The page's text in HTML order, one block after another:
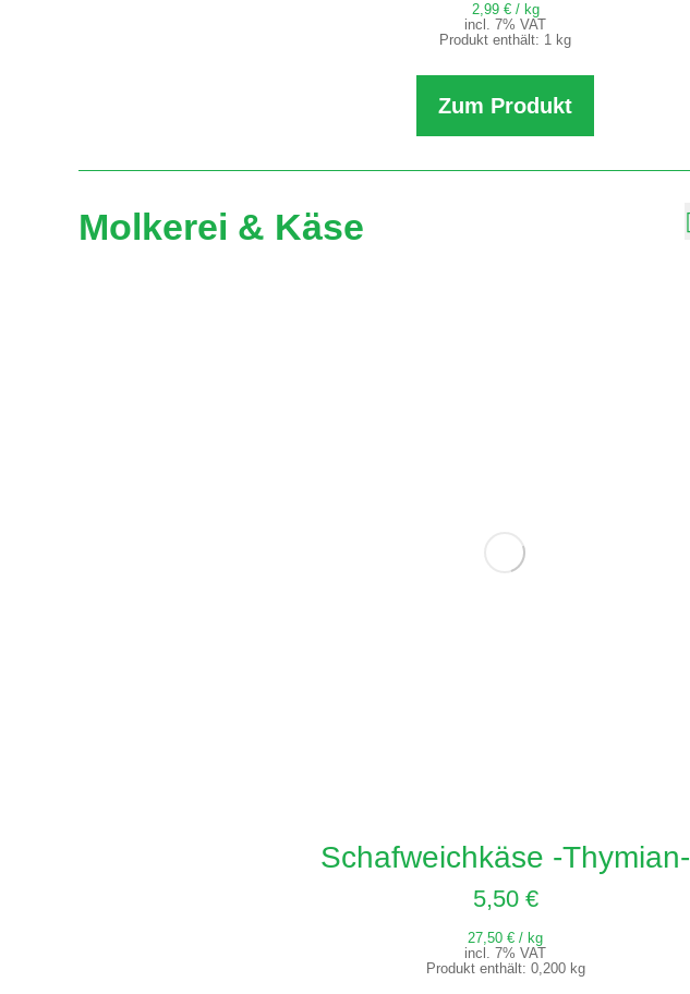
2,99 €/ kg
incl. 7% VAT
Produkt enthält: 1 kg
Zum Produkt
Molkerei & Käse
Schafweichkäse -Thymian-
5,50 €
27,50€ / kg
incl. 7% VAT
Produkt enthält: 0,200 kg